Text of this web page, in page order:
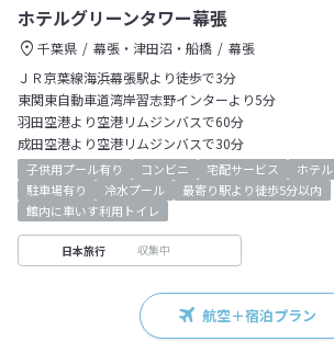
ホテルグリーンタワー幕張
千葉県 幕張・津田沼・船橋
幕張
ＪＲ京葉線海浜幕張駅より徒歩で3分
東関東自動車道湾岸習志野インターより5分
羽田空港より空港リムジンバスで60分
成田空港より空港リムジンバスで30分
子供用プール有り コンビニ 宅配サービス ホテル
駐車場有り
冷水プール
最寄り駅より徒歩5分以内
館内に車いす利用トイレ
日本旅行 収集中
航空＋宿泊プラン